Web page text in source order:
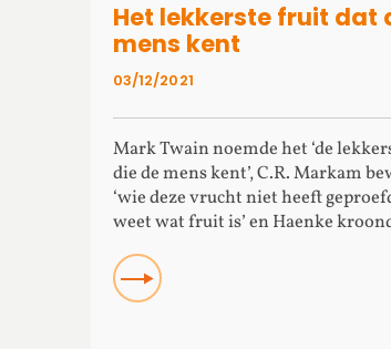
03/12/2021
Het lekkerste fruit dat
mens kent
Mark Twain noemde het ‘de
die de mens kent’, C.R. Markam
‘wie deze vrucht niet heeft
weet wat fruit is’ en Haenke
Read more about Het lekkerste